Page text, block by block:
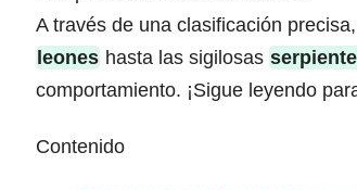
A través de una clasificación
leones hasta las sigilosas
comportamiento. ¡Sigue leyendo
Contenido